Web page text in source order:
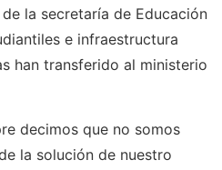
la secretaría de Educación
e infraestructura
han transferido al ministerio
decimos que no somos
la solución de nuestro